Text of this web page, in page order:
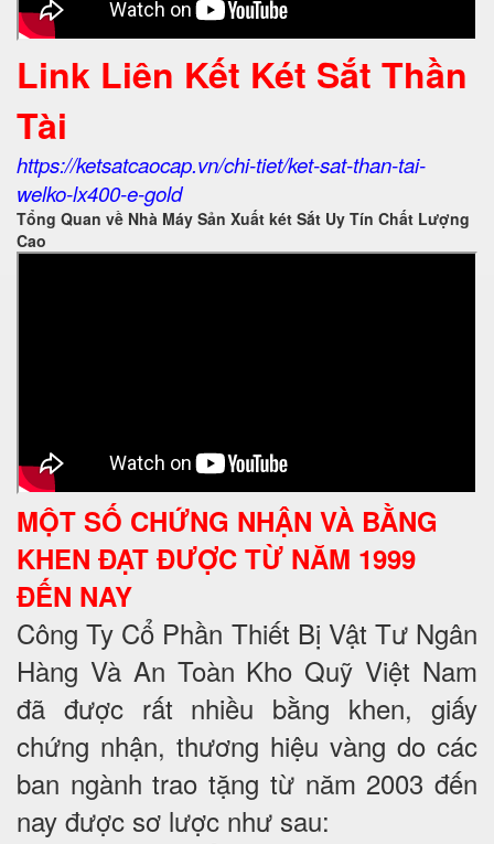
Link Liên Kết Két Sắt Thần
Tài
https://ketsatcaocap.vn/chi-tiet/ket-sat-than-tai-
welko-lx400-e-gold
Tổng Quan về Nhà Máy Sản Xuất két Sắt Uy Tín Chất Lượng
Cao
MỘT SỐ CHỨNG NHẬN VÀ BẰNG
KHEN ĐẠT ĐƯỢC TỪ NĂM 1999
ĐẾN NAY
Công Ty Cổ Phần Thiết Bị Vật Tư Ngân
Hàng Và An Toàn Kho Quỹ Việt Nam
đã được rất nhiều bằng khen, giấy
chứng nhận, thương hiệu vàng do các
ban ngành trao tặng từ năm 2003 đến
nay được sơ lược như sau: